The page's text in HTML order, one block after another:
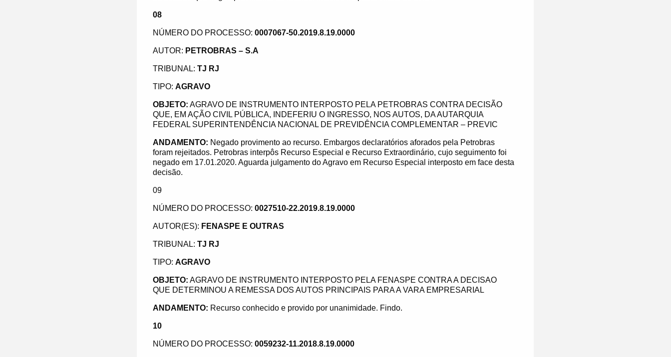
08
NÚMERO DO PROCESSO: 0007067-50.2019.8.19.0000
AUTOR: PETROBRAS – S.A
TRIBUNAL: TJ RJ
TIPO: AGRAVO
OBJETO: AGRAVO DE INSTRUMENTO INTERPOSTO PELA PETROBRAS CONTRA DECISÃO
QUE, EM AÇÃO CIVIL PÚBLICA, INDEFERIU O INGRESSO, NOS AUTOS, DA AUTARQUIA
FEDERAL SUPERINTENDÊNCIA NACIONAL DE PREVIDÊNCIA COMPLEMENTAR – PREVIC
ANDAMENTO: Negado provimento ao recurso. Embargos declaratórios aforados pela Petrobras
foram rejeitados. Petrobras interpôs Recurso Especial e Recurso Extraordinário, cujo seguimento foi
negado em 17.01.2020. Aguarda julgamento do Agravo em Recurso Especial interposto em face desta
decisão.
09
NÚMERO DO PROCESSO: 0027510-22.2019.8.19.0000
AUTOR(ES): FENASPE E OUTRAS
TRIBUNAL: TJ RJ
TIPO: AGRAVO
OBJETO: AGRAVO DE INSTRUMENTO INTERPOSTO PELA FENASPE CONTRA A DECISAO
QUE DETERMINOU A REMESSA DOS AUTOS PRINCIPAIS PARA A VARA EMPRESARIAL
ANDAMENTO: Recurso conhecido e provido por unanimidade. Findo.
10
NÚMERO DO PROCESSO: 0059232-11.2018.8.19.0000